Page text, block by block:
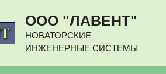
ООО "ЛАВЕНТ"
НОВАТОРСКИЕ
ИНЖЕНЕРНЫЕ СИСТЕМЫ